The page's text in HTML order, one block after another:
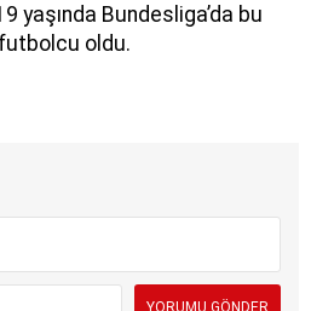
yaşında Bundesliga’da bu
futbolcu oldu.